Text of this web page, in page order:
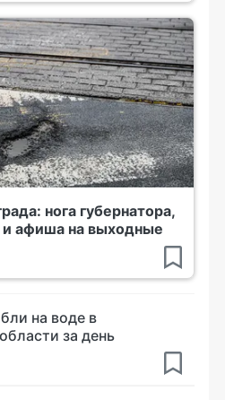
нога губернатора,
и афиша на выходные
на воде в
за день